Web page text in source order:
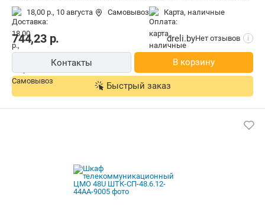
установка внутри помещения, монтаж навесной, материал
щита (ящика): сталь, 12 модулей, степень защиты IP20,
ВхШхГ: 63.5x60x35 см
18,00 р., 10 августа Самовывоз карта, наличные
744,23р. dreli.byНет отзывов i
Контакты В корзину
Быстрый заказ